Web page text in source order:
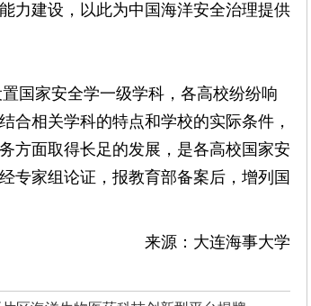
力建设，以此为中国海洋安全治理提供
国家安全学一级学科，各高校纷纷响
合相关学科的特点和学校的实际条件，
方面取得长足的发展，是各高校国家安
专家组论证，报教育部备案后，增列国
来源：大连海事大学